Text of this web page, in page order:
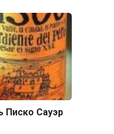
Писко Сауэр